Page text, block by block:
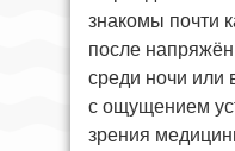
знакомы почти
после
среди ночи или
с ощущением
зрения